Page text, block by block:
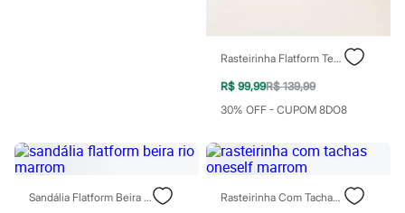
Ciclo
Fran by Franciny Ehlke
Lancôme
Rasteirinha Flatform Texturizada Marrom
R$ 99,99R$ 139,99
30% OFF - CUPOM 8DO8
Sandália Flatform Beira Rio Marrom Rasteirinha Com Tachas Oneself Marrom